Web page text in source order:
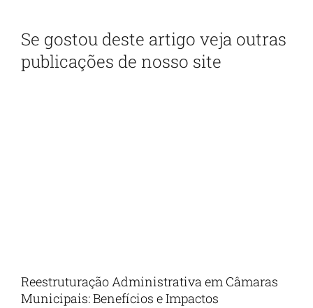
Se gostou deste artigo veja outras
publicações de nosso site
Reestruturação Administrativa em Câmaras
Municipais: Benefícios e Impactos